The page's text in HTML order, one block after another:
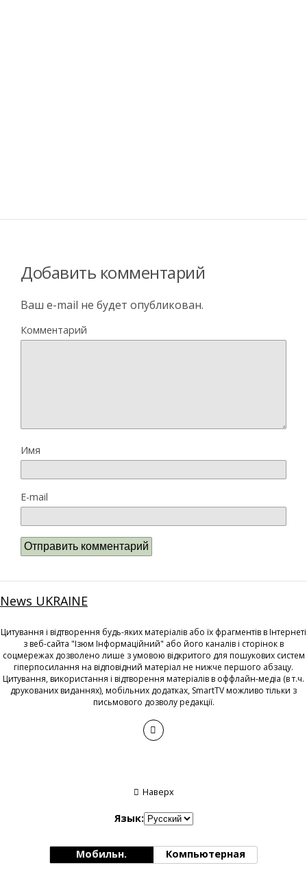
Добавить комментарий
Ваш e-mail не будет опубликован.
Комментарий
Имя
E-mail
News UKRAINE
Цитування і відтворення будь-яких матеріалів або їх фрагментів в Інтернеті
з веб-сайта "Ізюм Інформаційний" або його каналів і сторінок в
соцмережах дозволено лише з умовою відкритого для пошукових систем
гіперпосилання на відповідний матеріал не нижче першого абзацу.
Цитування, використання і відтворення матеріалів в оффлайн-медіа (в т.ч.
друкованих виданнях), мобільних додатках, SmartTV можливо тільки з
письмового дозволу редакції.
Наверх
Язык:
Мобильн. Компьютерная